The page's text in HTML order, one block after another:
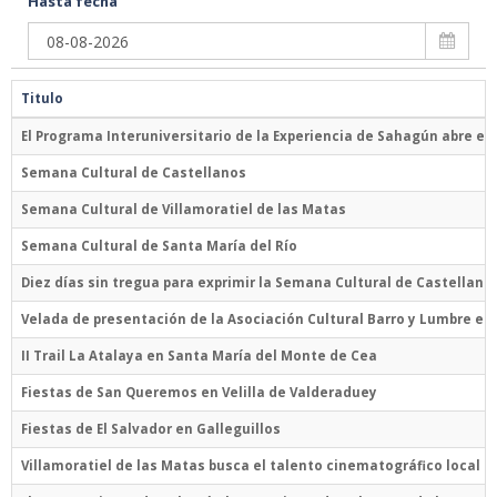
Titulo
El Programa Interuniversitario de la Experiencia de Sahagún abre
Semana Cultural de Castellanos
Semana Cultural de Villamoratiel de las Matas
Semana Cultural de Santa María del Río
Diez días sin tregua para exprimir la Semana Cultural de
Velada de presentación de la Asociación Cultural Barro y Lumbre en
II Trail La Atalaya en Santa María del Monte de Cea
Fiestas de San Queremos en Velilla de Valderaduey
Fiestas de El Salvador en Galleguillos
Villamoratiel de las Matas busca el talento cinematográfico local